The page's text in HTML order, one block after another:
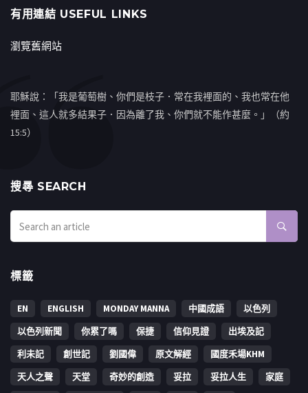
有用連結 USEFUL LINKS
瀏覽舊網站
耶穌說：「我是葡萄樹、你們是枝子．常在我裡面的、我也常在他
裡面、這人就多結果子．因為離了我、你們就不能作甚麼。」（約
15:5）
搜㝷 SEARCH
標籤
EN ENGLISH MONDAY MANNA 中國成語
以色列
以色列新聞
你累了嗎 保捷 信仰見證
出埃及記
利未記
創世記 劉國偉 原文解經
國度禾場KHM
天人之聲
天堂 奇妙的創造 妥拉 妥拉人生
家庭